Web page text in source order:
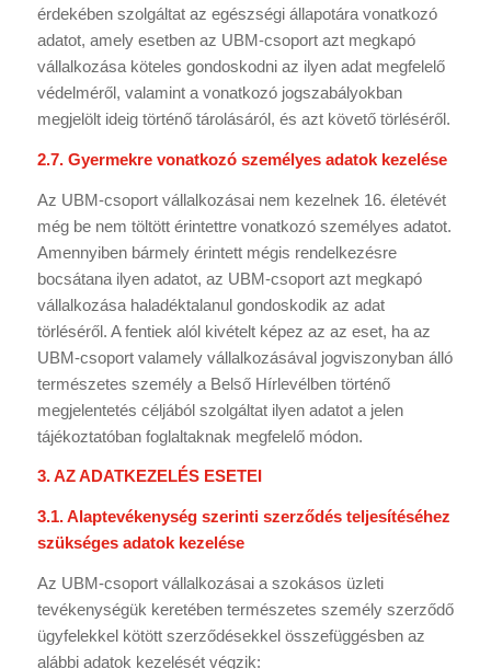
érdekében szolgáltat az egészségi állapotára vonatkozó
adatot, amely esetben az UBM-csoport azt megkapó
vállalkozása köteles gondoskodni az ilyen adat megfelelő
védelméről, valamint a vonatkozó jogszabályokban
megjelölt ideig történő tárolásáról, és azt követő törléséről.
2.7. Gyermekre vonatkozó személyes adatok kezelése
Az UBM-csoport vállalkozásai nem kezelnek 16. életévét
még be nem töltött érintettre vonatkozó személyes adatot.
Amennyiben bármely érintett mégis rendelkezésre
bocsátana ilyen adatot, az UBM-csoport azt megkapó
vállalkozása haladéktalanul gondoskodik az adat
törléséről. A fentiek alól kivételt képez az az eset, ha az
UBM-csoport valamely vállalkozásával jogviszonyban álló
természetes személy a Belső Hírlevélben történő
megjelentetés céljából szolgáltat ilyen adatot a jelen
tájékoztatóban foglaltaknak megfelelő módon.
3. AZ ADATKEZELÉS ESETEI
3.1. Alaptevékenység szerinti szerződés teljesítéséhez
szükséges adatok kezelése
Az UBM-csoport vállalkozásai a szokásos üzleti
tevékenységük keretében természetes személy szerződő
ügyfelekkel kötött szerződésekkel összefüggésben az
alábbi adatok kezelését végzik: